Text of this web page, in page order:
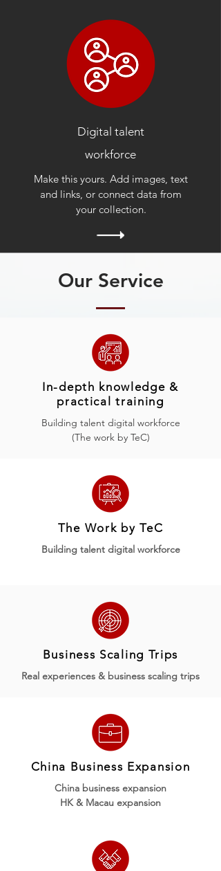
Digital talent
workforce
Make this yours. Add images, text
and links, or connect data from
your collection.
Our Service
In-depth knowledge &
practical training
Building talent digital workforce
(The work by TeC)
The Work by TeC
Building talent digital workforce
Business Scaling Trips
Real experiences & business scaling trips
China Business Expansion
China business expansion
HK & Macau expansion